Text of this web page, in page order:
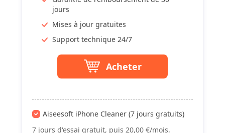
jours
Mises à jour gratuites
Support technique 24/7
Acheter
Aiseesoft iPhone Cleaner (7 jours gratuits)
7 jours d'essai gratuit, puis 20,00 €/mois,